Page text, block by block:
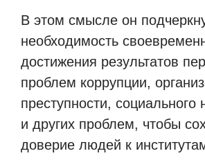
В этом смысле он
необходимость
достижения результатов
проблем коррупции,
преступности, социального
и других проблем, чтобы
доверие людей к